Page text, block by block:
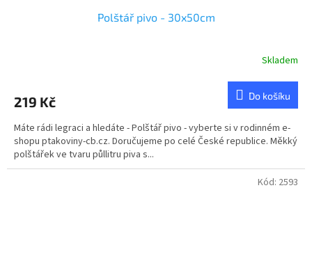
Polštář pivo - 30x50cm
Skladem
219 Kč Do košíku
Máte rádi legraci a hledáte - Polštář pivo - vyberte si v rodinném e-
shopu ptakoviny-cb.cz. Doručujeme po celé České republice. Měkký
polštářek ve tvaru půllitru piva s...
Kód: 2593